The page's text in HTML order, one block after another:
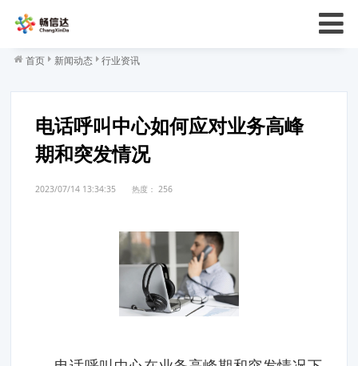
首页 新闻动态 行业资讯
电话呼叫中心如何应对业务高峰
期和突发情况
2023/07/14 13:34:35 热度：256